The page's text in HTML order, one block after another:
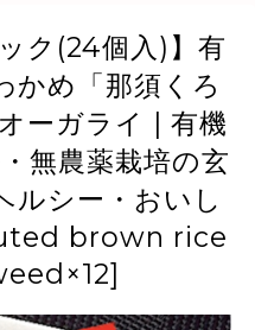
ク(24個入)】有
かめ「那須くろ
ーガライ | 有機
無農薬栽培の玄
ルシー・おいし
brown rice